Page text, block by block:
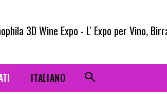
3D Wine Expo - L' Expo per Vino,
ITALIANO